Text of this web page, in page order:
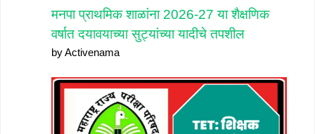
मनपा प्राथमिक शाळांना 2026-27 या शैक्षणिक
वर्षात दयावयाच्या सुट्यांच्या यादीचे तपशील
by Activenama